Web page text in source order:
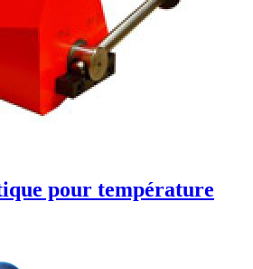
pour température